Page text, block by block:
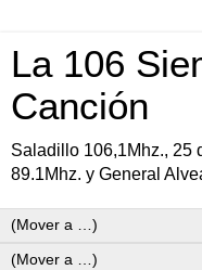
La 106
Canción
Saladillo 106,1Mhz., 25
89.1Mhz. y General